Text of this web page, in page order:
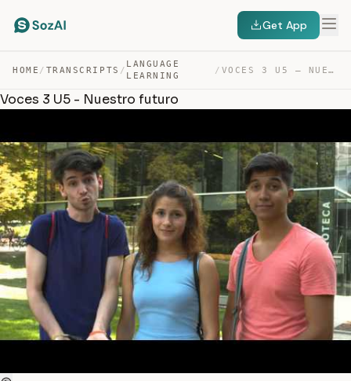
Get App
HOME / TRANSCRIPTS /
LANGUAGE
LEARNING
/ VOCES 3 U5 – NUESTRO FUTURO — TRANSCRIPT
Voces 3 U5 - Nuestro futuro